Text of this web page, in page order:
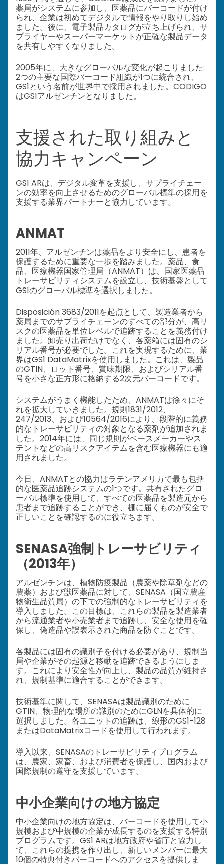
薬局がシステムに参加し、医薬品にバーコードが付け
られ、企業は初めてデジタルで情報をやり取りし始め
ました。後に、電子製品カタログが立ち上げられ、サ
プライヤーやスーパーマーケットが正確な製品データ
を共有しやすくなりました。
2005年に、大きなグローバルな変化が起こりました:
2つの主要な国際バーコード組織が1つに統合され、
GS1という名前が世界中で採用されました。CODIGO
はGS1アルゼンチンとなりました。
支援された取り組みと
協力キャンペーン
GS1 ARは、デジタル変革を支援し、サプライチェー
ンの効率を向上させるためのグローバル標準の採用を
支援する業界パートナーと協力しています。
ANMAT
2011年、アルゼンチンは薬品をより安全にし、患者を
保護するために重要な一歩を踏みました。薬品、食
品、医療機器国家管理局（ANMAT）は、国家医薬品
トレーサビリティシステムを設立し、技術基盤として
GS1のグローバル標準を選択しました。
Disposición 3683/2011を起点として、製造業者から
薬局までのサプライチェーンのすべての部分が、高リ
スクの医薬品を単位レベルで追跡することを義務付け
ました。卸売り出荷だけでなく、各薬箱には固有のシ
リアル番号が必要でした。これを実現するために、業
界はGS1 DataMatrixを使用しました。これは、製品
のGTIN、ロット番号、賞味期限、およびシリアル番
号を小さな正方形に格納する2次元バーコードです。
システムがうまく機能したため、ANMATは徐々にそ
れを拡大していきました。規則1831/2012、
247/2013、および10564/2016により、段階的に義務
的なトレーサビリティの対象となる薬剤が追加されま
した。2014年には、同じ規則がペースメーカーやス
テントなどの高リスクアイテムを含む医療機器にも適
用されました。
今日、ANMATとの協力はラテンアメリカで最も包括
的な医薬品追跡システムの1つです。共有されたグロ
ーバル標準を使用して、すべての医薬品を製造元から
患者まで追跡することができ、棚に届くものが安全で
正しいことを確認するのに役立ちます。
SENASA強制トレーサビリティ
（2013年）
アルゼンチンは、植物防疫製品（農薬や除草剤などの
農薬）および獣医薬品に対して、SENASA（国立農産
物衛生品質局）の下での強制的なトレーサビリティを
導入しました。この目標は、これらの製品を製造業者
から流通業者や小売業者まで追跡し、安全な使用を確
保し、偽造品や誤表示された商品を防ぐことです。
各製品には固有の識別子を付ける必要があり、規制当
局や企業がその起源と移動を追跡できるようにしま
す。これにより安全性が向上し、製品の品質が維持さ
れ、規制基準に適合することができます。
技術基準に関して、SENASAは製品識別のために
GTIN、物理的な場所の識別のためにGLNを具体的に
選択しました。各ユニットの追跡は、線形のGS1-128
またはDataMatrixコードを使用して行われます。
導入以来、SENASAのトレーサビリティプログラム
は、農家、家畜、および消費者を保護し、国内および
国際規制の遵守を支援しています。
中小企業向けの地方協定
中小企業向けの地方協定は、バーコードを使用して小
規模および中規模の企業が成長するのを支援する特別
プログラムです。GS1 ARは地方政府や省庁と協力し
て、これらの提携を作り出し、新しいメンバーに最大
10個の特典付きバーコードへのアクセスを提供しま